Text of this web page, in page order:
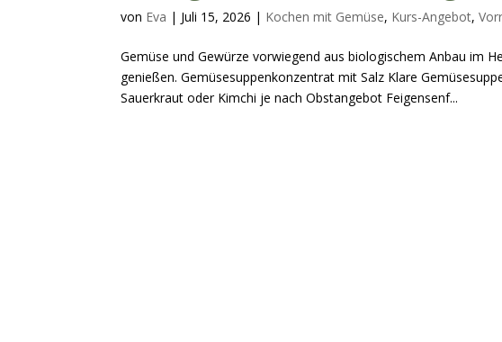
von Eva | Juli 15, 2026 | Kochen mit Gemüse, Kurs-Angebot,
Gemüse und Gewürze vorwiegend aus biologischem Anbau im
genießen. Gemüsesuppenkonzentrat mit Salz Klare
Sauerkraut oder Kimchi je nach Obstangebot Feigensenf...